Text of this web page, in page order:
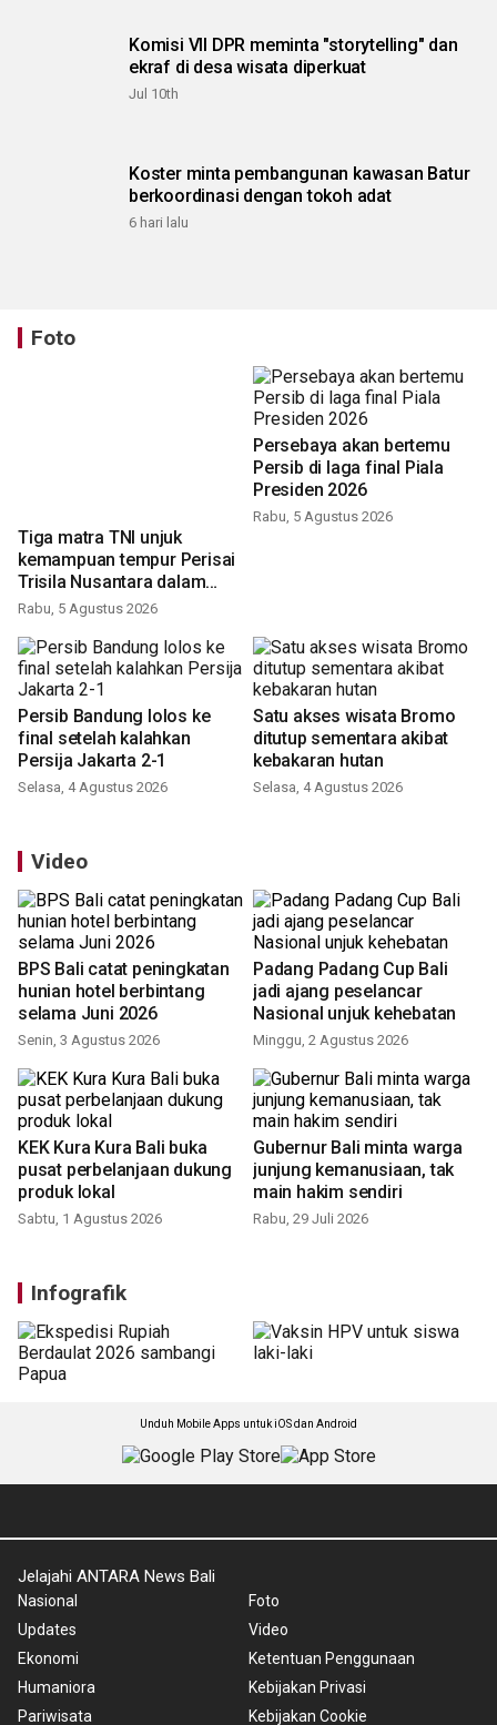
Komisi VII DPR meminta "storytelling" dan
ekraf di desa wisata diperkuat
Jul 10th
Koster minta pembangunan kawasan Batur
berkoordinasi dengan tokoh adat
6 hari lalu
Foto
Tiga matra TNI unjuk
kemampuan tempur Perisai
Trisila Nusantara dalam
latihan di Kepri
Rabu, 5 Agustus 2026
Persebaya akan bertemu
Persib di laga final Piala
Presiden 2026
Rabu, 5 Agustus 2026
Persib Bandung lolos ke
final setelah kalahkan
Persija Jakarta 2-1
Selasa, 4 Agustus 2026
Satu akses wisata Bromo
ditutup sementara akibat
kebakaran hutan
Selasa, 4 Agustus 2026
Video
BPS Bali catat peningkatan
hunian hotel berbintang
selama Juni 2026
Senin, 3 Agustus 2026
Padang Padang Cup Bali
jadi ajang peselancar
Nasional unjuk kehebatan
Minggu, 2 Agustus 2026
KEK Kura Kura Bali buka
pusat perbelanjaan dukung
produk lokal
Sabtu, 1 Agustus 2026
Gubernur Bali minta warga
junjung kemanusiaan, tak
main hakim sendiri
Rabu, 29 Juli 2026
Infografik
Unduh Mobile Apps untuk iOS dan Android
Jelajahi ANTARA News Bali
Nasional
Updates
Ekonomi
Humaniora
Pariwisata
Foto
Video
Ketentuan Penggunaan
Kebijakan Privasi
Kebijakan Cookie